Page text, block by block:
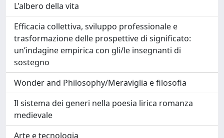
L'albero della vita
Efficacia collettiva, sviluppo professionale e
trasformazione delle prospettive di significato:
un’indagine empirica con gli/le insegnanti di
sostegno
Wonder and Philosophy/Meraviglia e filosofia
Il sistema dei generi nella poesia lirica romanza
medievale
Arte e tecnologia